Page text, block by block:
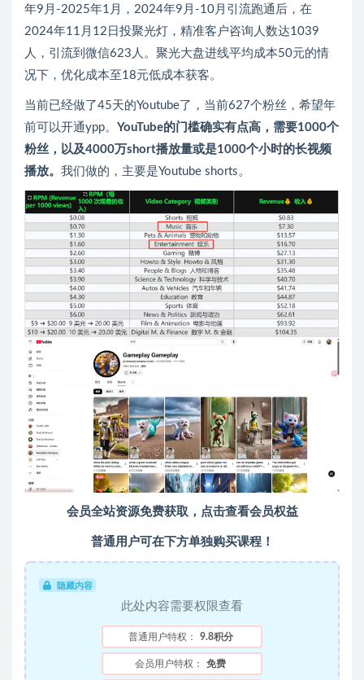
年9月-2025年1月，2024年9月-10月引流跑通后，在
2024年11月12日投聚光灯，精准客户咨询人数达1039
人，引流到微信623人。聚光大盘进线平均成本50元的情
况下，优化成本至18元低成本获客。
当前已经做了45天的Youtube了，当前627个粉丝，希望年
前可以开通ypp。 YouTube的门槛确实有点高，需要1000个
粉丝，以及4000万short播放量或是1000个小时的长视频
播放。 我们做的，主要是Youtube shorts。
会员全站资源免费获取，点击查看会员权益
普通用户可在下方单独购买课程！
隐藏内容
此处内容需要权限查看
普通用户特权： 9.8积分
会员用户特权： 免费